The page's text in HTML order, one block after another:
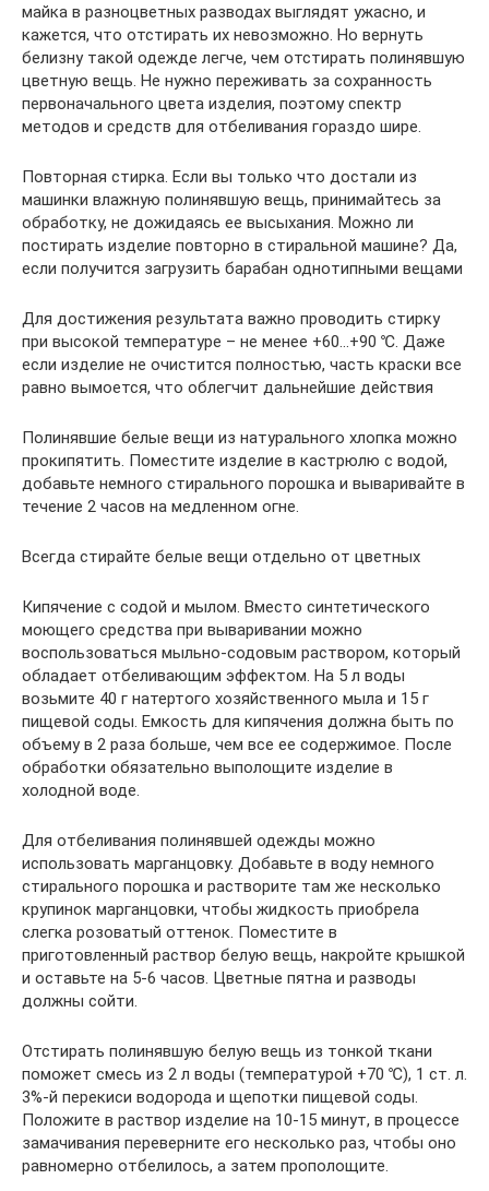
майка в разноцветных разводах выглядят ужасно, и
кажется, что отстирать их невозможно. Но вернуть
белизну такой одежде легче, чем отстирать полинявшую
цветную вещь. Не нужно переживать за сохранность
первоначального цвета изделия, поэтому спектр
методов и средств для отбеливания гораздо шире.
Повторная стирка. Если вы только что достали из
машинки влажную полинявшую вещь, принимайтесь за
обработку, не дожидаясь ее высыхания. Можно ли
постирать изделие повторно в стиральной машине? Да,
если получится загрузить барабан однотипными вещами
Для достижения результата важно проводить стирку
при высокой температуре – не менее +60…+90 ℃. Даже
если изделие не очистится полностью, часть краски все
равно вымоется, что облегчит дальнейшие действия
Полинявшие белые вещи из натурального хлопка можно
прокипятить. Поместите изделие в кастрюлю с водой,
добавьте немного стирального порошка и вываривайте в
течение 2 часов на медленном огне.
Всегда стирайте белые вещи отдельно от цветных
Кипячение с содой и мылом. Вместо синтетического
моющего средства при вываривании можно
воспользоваться мыльно-содовым раствором, который
обладает отбеливающим эффектом. На 5 л воды
возьмите 40 г натертого хозяйственного мыла и 15 г
пищевой соды. Емкость для кипячения должна быть по
объему в 2 раза больше, чем все ее содержимое. После
обработки обязательно выполощите изделие в
холодной воде.
Для отбеливания полинявшей одежды можно
использовать марганцовку. Добавьте в воду немного
стирального порошка и растворите там же несколько
крупинок марганцовки, чтобы жидкость приобрела
слегка розоватый оттенок. Поместите в
приготовленный раствор белую вещь, накройте крышкой
и оставьте на 5-6 часов. Цветные пятна и разводы
должны сойти.
Отстирать полинявшую белую вещь из тонкой ткани
поможет смесь из 2 л воды (температурой +70 ℃), 1 ст. л.
3%-й перекиси водорода и щепотки пищевой соды.
Положите в раствор изделие на 10-15 минут, в процессе
замачивания переверните его несколько раз, чтобы оно
равномерно отбелилось, а затем прополощите.